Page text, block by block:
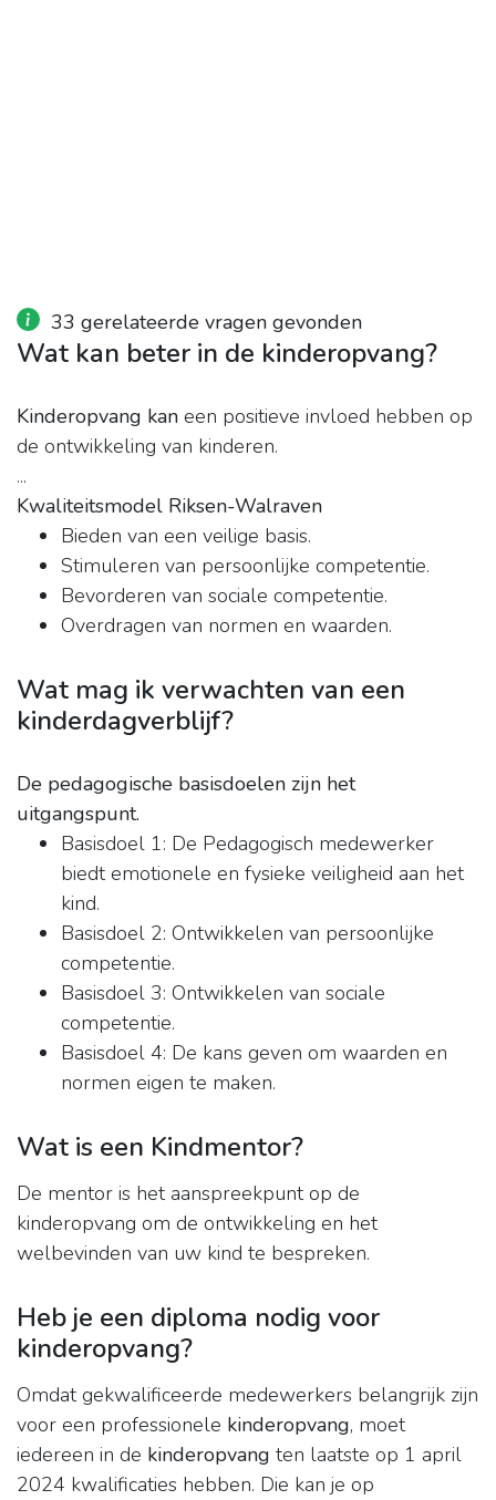
33 gerelateerde vragen gevonden
Wat kan beter in de kinderopvang?
Kinderopvang kan een positieve invloed hebben op
de ontwikkeling van kinderen.
...
Kwaliteitsmodel Riksen-Walraven
Bieden van een veilige basis.
Stimuleren van persoonlijke competentie.
Bevorderen van sociale competentie.
Overdragen van normen en waarden.
Wat mag ik verwachten van een
kinderdagverblijf?
De pedagogische basisdoelen zijn het
uitgangspunt.
Basisdoel 1: De Pedagogisch medewerker
biedt emotionele en fysieke veiligheid aan het
kind.
Basisdoel 2: Ontwikkelen van persoonlijke
competentie.
Basisdoel 3: Ontwikkelen van sociale
competentie.
Basisdoel 4: De kans geven om waarden en
normen eigen te maken.
Wat is een Kindmentor?
De mentor is het aanspreekpunt op de
kinderopvang om de ontwikkeling en het
welbevinden van uw kind te bespreken.
Heb je een diploma nodig voor
kinderopvang?
Omdat gekwalificeerde medewerkers belangrijk zijn
voor een professionele kinderopvang, moet
iedereen in de kinderopvang ten laatste op 1 april
2024 kwalificaties hebben. Die kan je op